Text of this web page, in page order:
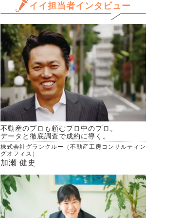
イイ担当者インタビュー
不動産のプロも頼むプロ中のプロ。
データと徹底調査で成約に導く。
株式会社グランクルー（不動産工房コンサルティン
グオフィス）
加瀬 健史